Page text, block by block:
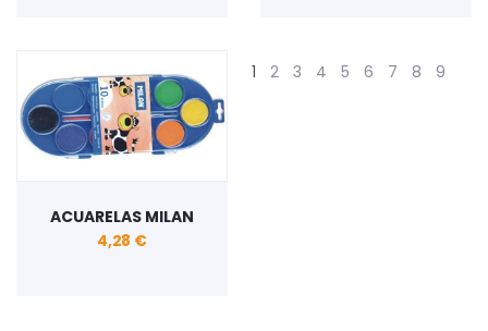
ACUARELAS MILAN
4,28 €
1 2 3 4 5 6 7 8 9